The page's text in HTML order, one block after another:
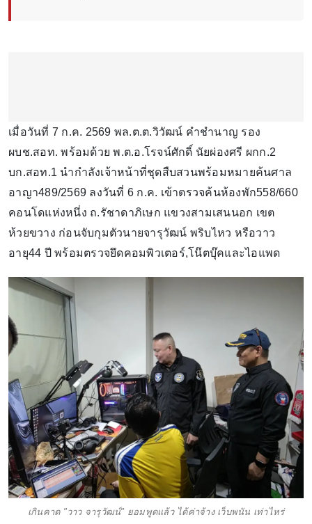
เมื่อวันที่ 7 ก.ค. 2569 พล.ต.ต.วิวัฒน์ คำชำนาญ รอง
ผบช.สอท. พร้อมด้วย พ.ต.อ.โรจน์ศักดิ์ นัยผ่องศรี ผกก.2
บก.สอท.1 นำกำลังเจ้าหน้าที่ชุดสืบสวนพร้อมหมายค้นศาล
อาญา489/2569 ลงวันที่ 6 ก.ค. เข้าตรวจค้นห้องพัก558/660
คอนโดแห่งหนึ่ง ถ.รัชาดาภิเษก แขวงสามเสนนอก เขต
ห้วยขวาง ก่อนจับกุมตัวนายจารุวัฒน์ พริบไหว หรือวาว
อายุ44 ปี พร้อมตรวจยึดคอมพิวเตอร์,โน๊ตบุ๊คและไอแพด
เกินคาด "วาว จารุวัฒน์" ยอมพูดแล้ว ได้ค่าจ้าง เว็บพนัน เท่าไหร่